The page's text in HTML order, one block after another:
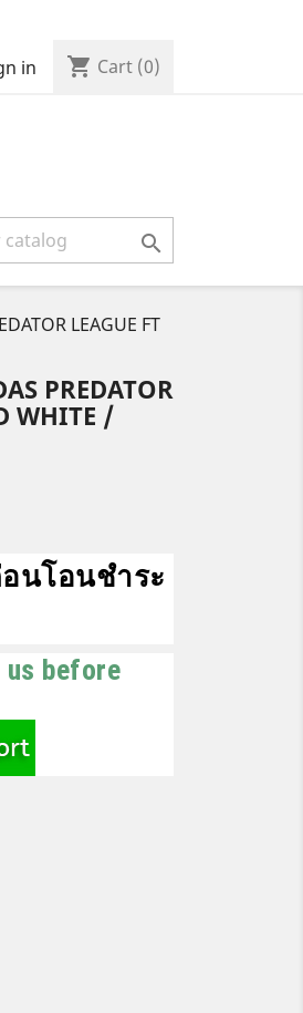
in shopping_cart Cart (0)

LEAGUE FT
PREDATOR
WHITE /
นโอนชำระ
before